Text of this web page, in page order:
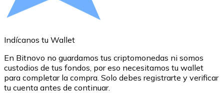
Utiliza tarjetas Visa y Mastercard para comprar
Tienda - Tarjetas regalo
Nuevo
Compra tarjetas regalo de tus marcas favoritas con
Indícanos tu Wallet
En Bitnovo no guardamos tus criptomonedas ni somos
custodios de tus fondos, por eso necesitamos tu wallet
para completar la compra. Solo debes registrarte y verificar
tu cuenta antes de continuar.